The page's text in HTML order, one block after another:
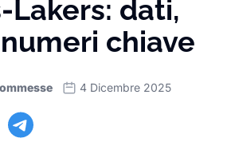
Lakers: dati,
chiave
4 Dicembre 2025